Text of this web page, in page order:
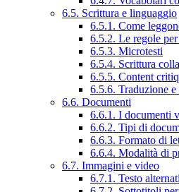
6.5. Scrittura e linguaggio
6.5.1. Come
6.5.2. Le regole
6.5.3. Microtesti
6.5.4. Scrittura
6.5.5. Content
6.5.6. Traduzione
6.6. Documenti
6.6.1. I documenti
6.6.2. Tipi di
6.6.3. Formato di
6.6.4. Modalità di
6.7. Immagini e video
6.7.1. Testo